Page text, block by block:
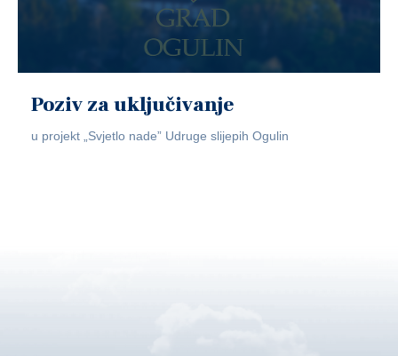
Poziv za uključivanje
u projekt „Svjetlo nade” Udruge slijepih Ogulin